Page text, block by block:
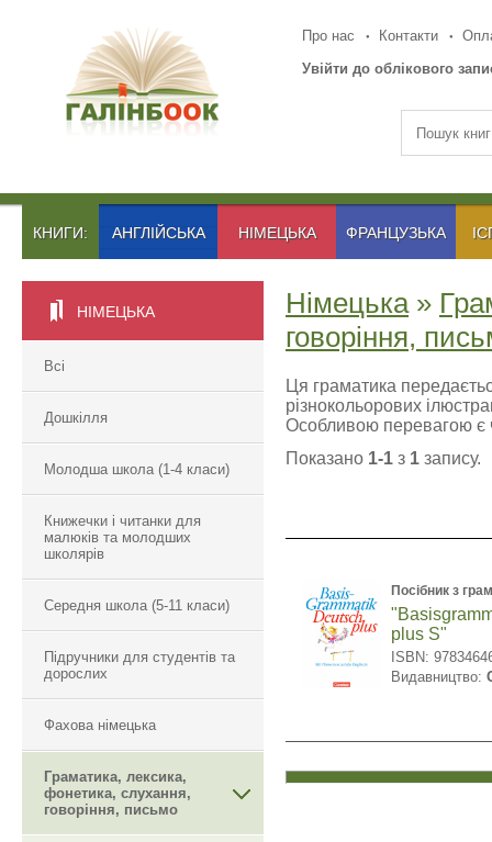
Про нас Контакти
Увійти до облікового
КНИГИ: АНГЛІЙСЬКА НІМЕЦЬКА ФРАНЦУЗЬКА
НІМЕЦЬКА
Всі
Дошкілля
Молодша школа (1-4 класи)
Книжечки і читанки для
малюків та молодших
школярів
Середня школа (5-11 класи)
Підручники для студентів та
дорослих
Фахова німецька
Граматика, лексика,
фонетика, слухання,
говоріння, письмо
Німецька»
говоріння,
Ця граматика
різнокольорових
Особливою перевагою є
Показано 1-1 з 1 запису.
Посібник з
plus S"
ISBN:
Видавництво: